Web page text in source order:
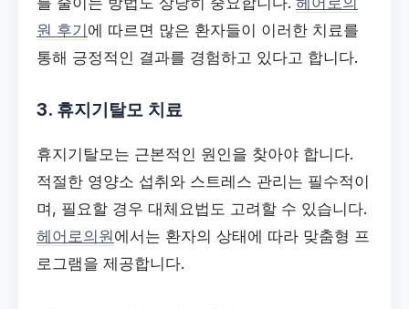
원 후기 에 따르면 많은 환자들이 이러한 치료를
통해 긍정적인 결과를 경험하고 있다고 합니다.
3. 휴지기탈모 치료
휴지기탈모는 근본적인 원인을 찾아야 합니다.
적절한 영양소 섭취와 스트레스 관리는 필수적이
며, 필요할 경우 대체요법도 고려할 수 있습니다.
헤어로의원에서는 환자의 상태에 따라 맞춤형 프
로그램을 제공합니다.